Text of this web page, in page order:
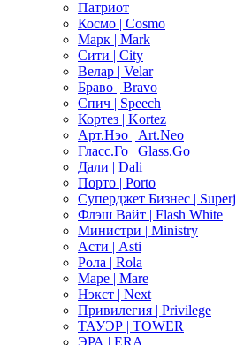
Патриот
Космо | Cosmo
Марк | Mark
Сити | City
Велар | Velar
Браво | Bravo
Спич | Speech
Кортез | Kortez
Арт.Нэо | Art.Neo
Гласс.Го | Glass.Go
Дали | Dali
Порто | Porto
Суперджет Бизнес |
Флэш Вайт | Flash White
Министри | Ministry
Асти | Asti
Рола | Rola
Маре | Mare
Нэкст | Next
Привилегия | Privilege
ТАУЭР | TOWER
ЭРА | ERA